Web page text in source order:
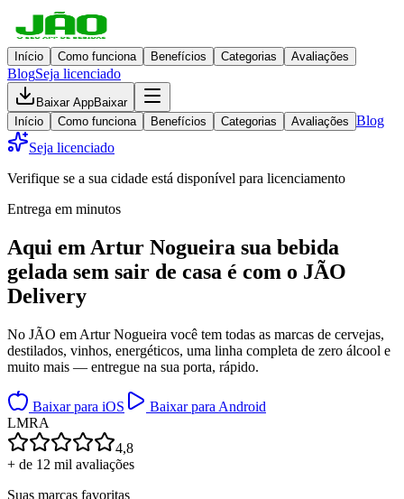
Início Como funciona Benefícios Categorias Avaliações
BlogSeja licenciado
Baixar AppBaixar
Início
Como funciona Benefícios Categorias Avaliações Blog
Seja licenciado
Verifique se a sua cidade está disponível para licenciamento
Entrega em minutos
Aqui em Artur Nogueira sua bebida
gelada sem sair de casa é com o JÃO
Delivery
No JÃO em Artur Nogueira você tem todas as marcas de cervejas,
destilados, vinhos, energéticos, uma linha completa de zero álcool e
muito mais — entregue na sua porta, rápido.
Baixar para iOS
Baixar para Android
LMRA
4,8
+ de 12 mil avaliações
Suas marcas favoritas